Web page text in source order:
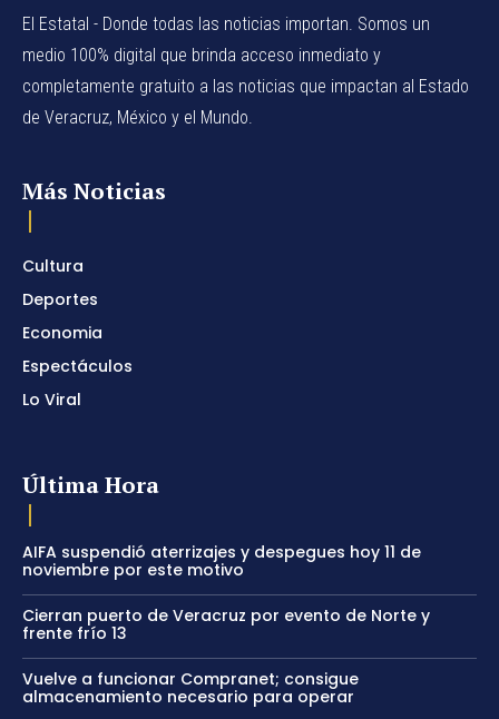
El Estatal - Donde todas las noticias importan. Somos un
medio 100% digital que brinda acceso inmediato y
completamente gratuito a las noticias que impactan al Estado
de Veracruz, México y el Mundo.
Más Noticias
Cultura
Deportes
Economia
Espectáculos
Lo Viral
Última Hora
AIFA suspendió aterrizajes y despegues hoy 11 de
noviembre por este motivo
Cierran puerto de Veracruz por evento de Norte y
frente frío 13
Vuelve a funcionar Compranet; consigue
almacenamiento necesario para operar